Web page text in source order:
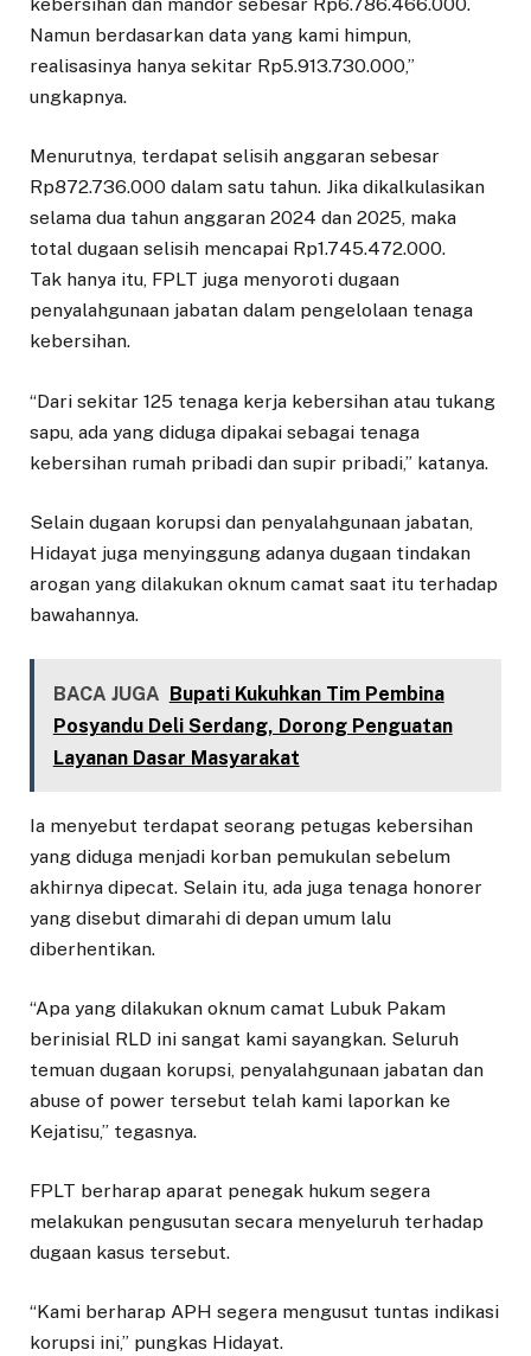
Namun berdasarkan data yang kami himpun,
realisasinya hanya sekitar Rp5.913.730.000,”
ungkapnya.
Menurutnya, terdapat selisih anggaran sebesar
Rp872.736.000 dalam satu tahun. Jika dikalkulasikan
selama dua tahun anggaran 2024 dan 2025, maka
total dugaan selisih mencapai Rp1.745.472.000.
Tak hanya itu, FPLT juga menyoroti dugaan
penyalahgunaan jabatan dalam pengelolaan tenaga
kebersihan.
“Dari sekitar 125 tenaga kerja kebersihan atau tukang
sapu, ada yang diduga dipakai sebagai tenaga
kebersihan rumah pribadi dan supir pribadi,” katanya.
Selain dugaan korupsi dan penyalahgunaan jabatan,
Hidayat juga menyinggung adanya dugaan tindakan
arogan yang dilakukan oknum camat saat itu terhadap
bawahannya.
BACA JUGA Bupati Kukuhkan Tim Pembina
Posyandu Deli Serdang, Dorong Penguatan
Layanan Dasar Masyarakat
Ia menyebut terdapat seorang petugas kebersihan
yang diduga menjadi korban pemukulan sebelum
akhirnya dipecat. Selain itu, ada juga tenaga honorer
yang disebut dimarahi di depan umum lalu
diberhentikan.
“Apa yang dilakukan oknum camat Lubuk Pakam
berinisial RLD ini sangat kami sayangkan. Seluruh
temuan dugaan korupsi, penyalahgunaan jabatan dan
abuse of power tersebut telah kami laporkan ke
Kejatisu,” tegasnya.
FPLT berharap aparat penegak hukum segera
melakukan pengusutan secara menyeluruh terhadap
dugaan kasus tersebut.
“Kami berharap APH segera mengusut tuntas indikasi
korupsi ini,” pungkas Hidayat.